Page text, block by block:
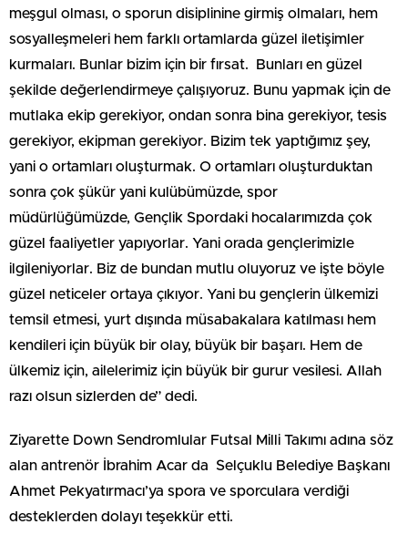
meşgul olması, o sporun disiplinine girmiş olmaları, hem
sosyalleşmeleri hem farklı ortamlarda güzel iletişimler
kurmaları. Bunlar bizim için bir fırsat. Bunları en güzel
şekilde değerlendirmeye çalışıyoruz. Bunu yapmak için de
mutlaka ekip gerekiyor, ondan sonra bina gerekiyor, tesis
gerekiyor, ekipman gerekiyor. Bizim tek yaptığımız şey,
yani o ortamları oluşturmak. O ortamları oluşturduktan
sonra çok şükür yani kulübümüzde, spor
müdürlüğümüzde, Gençlik Spordaki hocalarımızda çok
güzel faaliyetler yapıyorlar. Yani orada gençlerimizle
ilgileniyorlar. Biz de bundan mutlu oluyoruz ve işte böyle
güzel neticeler ortaya çıkıyor. Yani bu gençlerin ülkemizi
temsil etmesi, yurt dışında müsabakalara katılması hem
kendileri için büyük bir olay, büyük bir başarı. Hem de
ülkemiz için, ailelerimiz için büyük bir gurur vesilesi. Allah
razı olsun sizlerden de” dedi.
Ziyarette Down Sendromlular Futsal Milli Takımı adına söz
alan antrenör İbrahim Acar da Selçuklu Belediye Başkanı
Ahmet Pekyatırmacı’ya spora ve sporculara verdiği
desteklerden dolayı teşekkür etti.